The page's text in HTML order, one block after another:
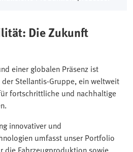
Die Zukunft
einer globalen Präsenz ist
Stellantis-Gruppe, ein weltweit
fortschrittliche und nachhaltige
innovativer und
umfasst unser Portfolio